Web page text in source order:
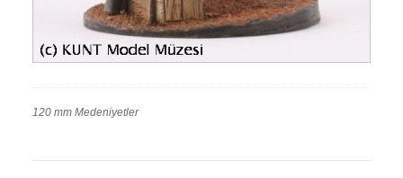
Work
120 mm Medeniyetler